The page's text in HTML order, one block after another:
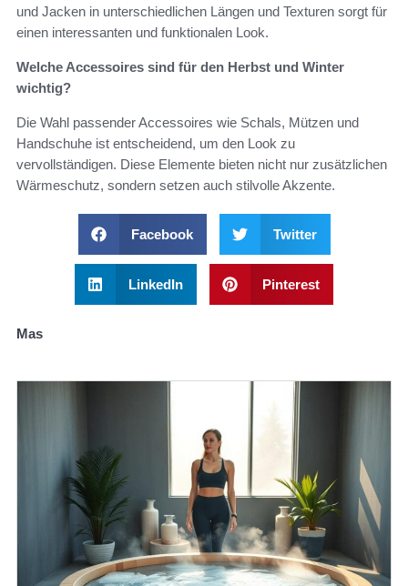
und Jacken in unterschiedlichen Längen und Texturen sorgt für
einen interessanten und funktionalen Look.
Welche Accessoires sind für den Herbst und Winter
wichtig?
Die Wahl passender Accessoires wie Schals, Mützen und
Handschuhe ist entscheidend, um den Look zu
vervollständigen. Diese Elemente bieten nicht nur zusätzlichen
Wärmeschutz, sondern setzen auch stilvolle Akzente.
Facebook Twitter
LinkedIn Pinterest
Mas